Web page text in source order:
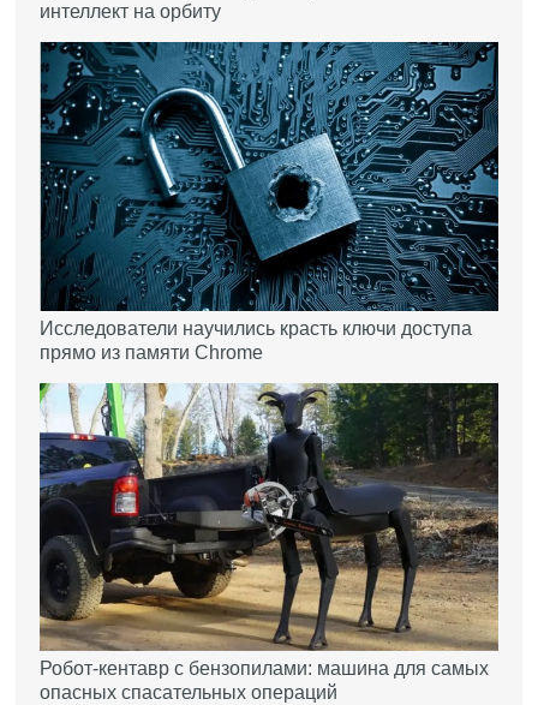
интеллект на орбиту
Исследователи научились красть ключи доступа
прямо из памяти Chrome
Робот-кентавр с бензопилами: машина для самых
опасных спасательных операций